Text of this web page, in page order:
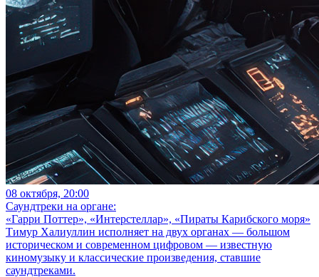
08 октября, 20:00
Саундтреки на органе:
«Гарри Поттер», «Интерстеллар», «Пираты Карибского моря»
Тимур Халиуллин исполняет на двух органах — большом
историческом и современном цифровом — известную
киномузыку и классические произведения, ставшие
саундтреками.